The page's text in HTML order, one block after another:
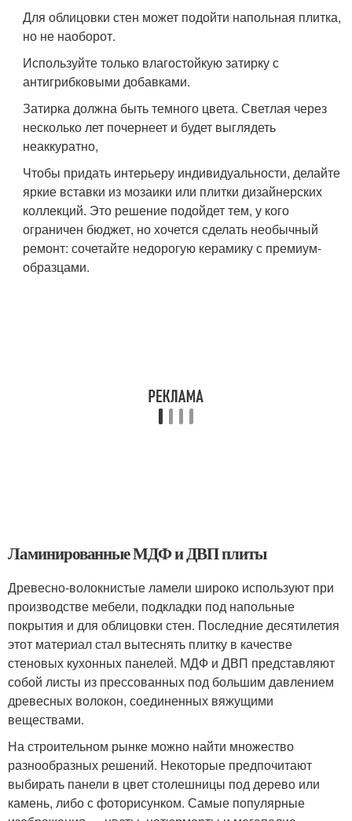
Для облицовки стен может подойти напольная плитка,
но не наоборот.
Используйте только влагостойкую затирку с
антигрибковыми добавками.
Затирка должна быть темного цвета. Светлая через
несколько лет почернеет и будет выглядеть
неаккуратно,
Чтобы придать интерьеру индивидуальности, делайте
яркие вставки из мозаики или плитки дизайнерских
коллекций. Это решение подойдет тем, у кого
ограничен бюджет, но хочется сделать необычный
ремонт: сочетайте недорогую керамику с премиум-
образцами.
Ламинированные МДФ и ДВП плиты
Древесно-волокнистые ламели широко используют при
производстве мебели, подкладки под напольные
покрытия и для облицовки стен. Последние десятилетия
этот материал стал вытеснять плитку в качестве
стеновых кухонных панелей. МДФ и ДВП представляют
собой листы из прессованных под большим давлением
древесных волокон, соединенных вяжущими
веществами.
На строительном рынке можно найти множество
разнообразных решений. Некоторые предпочитают
выбирать панели в цвет столешницы под дерево или
камень, либо с фоторисунком. Самые популярные